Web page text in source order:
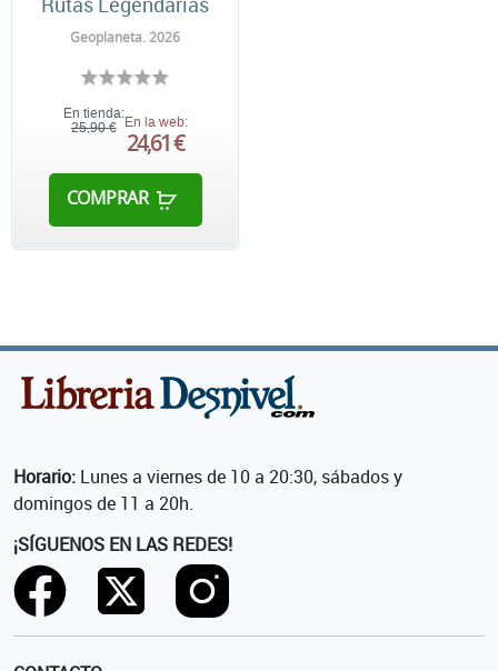
Geoplaneta. 2026
En tienda:
25,90 € En la web:
24,61 €
COMPRAR
Horario: Lunes a viernes de 10 a 20:30, sábados y
domingos de 11 a 20h.
¡SÍGUENOS EN LAS REDES!